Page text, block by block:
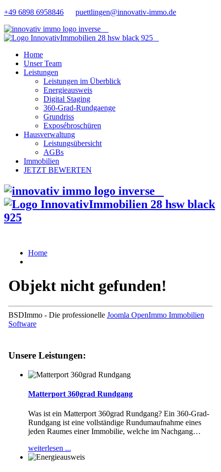
+49 6898 6958846 puettlingen@innovativ-immo.de
Home
Unser Team
Leistungen
Leistungen im Überblick
Energieausweis
Digital Staging
360-Grad-Rundgaenge
Grundriss
Exposébroschüren
Hausverwaltung
Leistungsübersicht
AGBs
Immobilien
JETZT BEWERTEN
Home
Objekt nicht gefunden!
BSDImmo - Die professionelle Joomla OpenImmo Immobilien
Software
Unsere Leistungen:
Matterport 360grad Rundgang
Was ist ein Matterport 360grad Rundgang? Ein 360-Grad-
Rundgang ist eine vollständige Rundumaufnahme eines
jeden Raumes einer Immobilie, welche im Nachgang…
weiterlesen ...